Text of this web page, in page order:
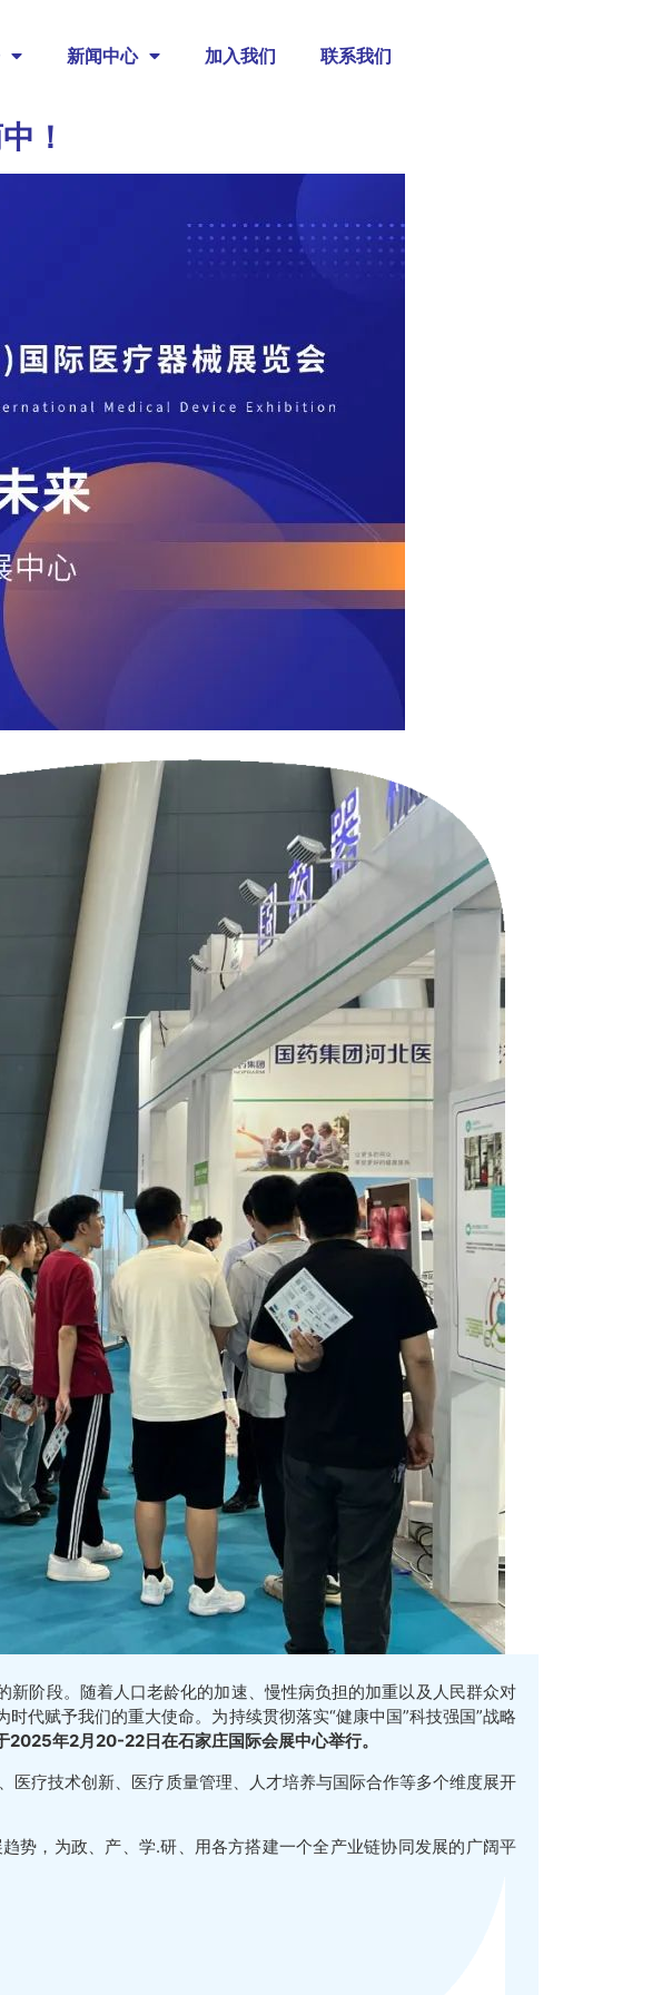
新闻中心 加入我们 联系我们
！
阶段。随着人口老龄化的加速、慢性病负担的加重以及人民群众对
代赋予我们的重大使命。为持续贯彻落实“健康中国”科技强国”战略
2025年2月20-22日在石家庄国际会展中心举行。
医疗技术创新、医疗质量管理、人才培养与国际合作等多个维度展开
，为政、产、学.研、用各方搭建一个全产业链协同发展的广阔平